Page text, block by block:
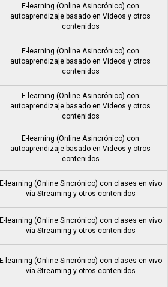
E-learning (Online Asincrónico) con
autoaprendizaje basado en Videos y otros
contenidos
E-learning (Online Asincrónico) con
autoaprendizaje basado en Videos y otros
contenidos
E-learning (Online Asincrónico) con
autoaprendizaje basado en Videos y otros
contenidos
E-learning (Online Asincrónico) con
autoaprendizaje basado en Videos y otros
contenidos
E-learning (Online Sincrónico) con clases en vivo
vía Streaming y otros contenidos
E-learning (Online Sincrónico) con clases en vivo
vía Streaming y otros contenidos
E-learning (Online Sincrónico) con clases en vivo
vía Streaming y otros contenidos